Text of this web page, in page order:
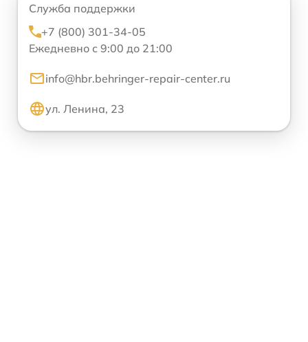
Служба поддержки
+7 (800) 301-34-05
Ежедневно с 9:00 до 21:00
info@hbr.behringer-repair-center.ru
ул. Ленина, 23